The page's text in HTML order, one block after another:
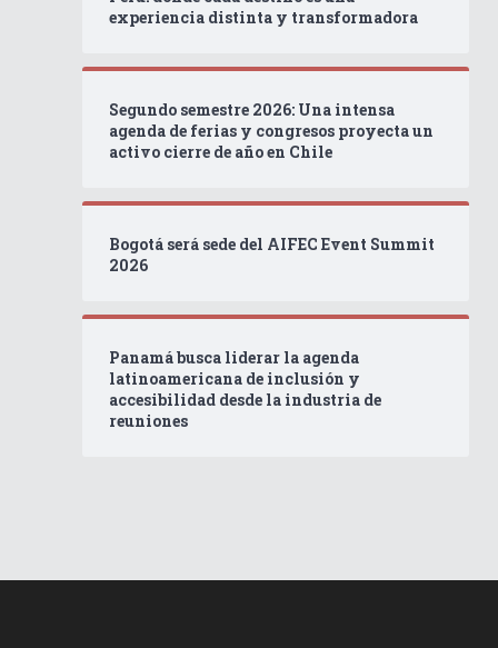
experiencia distinta y transformadora
Segundo semestre 2026: Una intensa
agenda de ferias y congresos proyecta un
activo cierre de año en Chile
Bogotá será sede del AIFEC Event Summit
2026
Panamá busca liderar la agenda
latinoamericana de inclusión y
accesibilidad desde la industria de
reuniones